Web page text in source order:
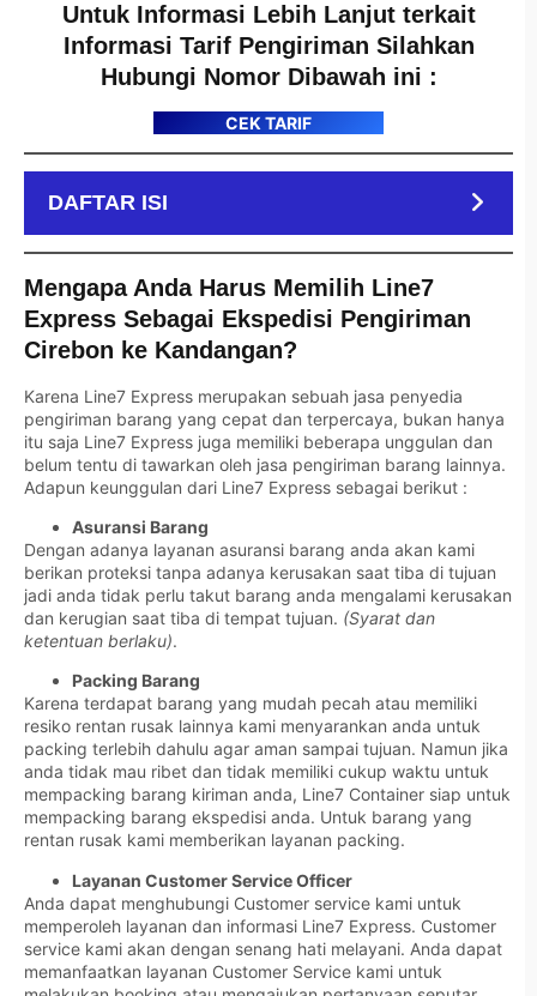
Untuk Informasi Lebih Lanjut terkait
Informasi Tarif Pengiriman Silahkan
Hubungi Nomor Dibawah ini :
CEK TARIF
DAFTAR ISI
Mengapa Anda Harus Memilih Line7
Express Sebagai Ekspedisi Pengiriman
Cirebon ke Kandangan?
Karena Line7 Express merupakan sebuah jasa penyedia
pengiriman barang yang cepat dan terpercaya, bukan hanya
itu saja Line7 Express juga memiliki beberapa unggulan dan
belum tentu di tawarkan oleh jasa pengiriman barang lainnya.
Adapun keunggulan dari Line7 Express sebagai berikut :
Asuransi Barang
Dengan adanya layanan asuransi barang anda akan kami
berikan proteksi tanpa adanya kerusakan saat tiba di tujuan
jadi anda tidak perlu takut barang anda mengalami kerusakan
dan kerugian saat tiba di tempat tujuan. (Syarat dan
ketentuan berlaku).
Packing Barang
Karena terdapat barang yang mudah pecah atau memiliki
resiko rentan rusak lainnya kami menyarankan anda untuk
packing terlebih dahulu agar aman sampai tujuan. Namun jika
anda tidak mau ribet dan tidak memiliki cukup waktu untuk
mempacking barang kiriman anda, Line7 Container siap untuk
mempacking barang ekspedisi anda. Untuk barang yang
rentan rusak kami memberikan layanan packing.
Layanan Customer Service Officer
Anda dapat menghubungi Customer service kami untuk
memperoleh layanan dan informasi Line7 Express. Customer
service kami akan dengan senang hati melayani. Anda dapat
memanfaatkan layanan Customer Service kami untuk